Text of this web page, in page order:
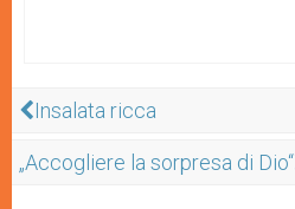
Insalata ricca
„Accogliere la sorpresa di Dio“